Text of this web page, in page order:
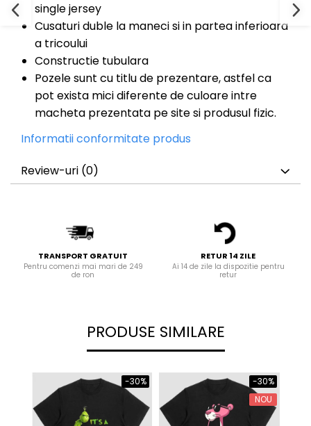
Body-urisingle jersey
Cusaturi duble la maneci si in partea inferioara
a tricoului
Constructie tubulara
Pozele sunt cu titlu de prezentare, astfel ca
pot exista mici diferente de culoare intre
macheta prezentata pe site si produsul fizic.
Informatii conformitate produs
Review-uri (0)
TRANSPORT GRATUIT
Pentru comenzi mai mari de 249
de ron
RETUR 14 ZILE
Ai 14 de zile la dispozitie pentru
retur
PRODUSE SIMILARE
-30%
-30%
NOU